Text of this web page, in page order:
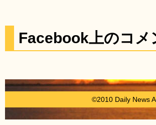
Facebook上のコメ
©2010 Daily News